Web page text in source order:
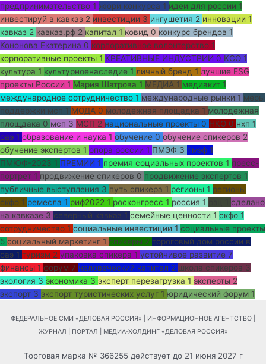
предпринимательство 1 жюри конкурса 1 идеи для россии 1
инвестируй в кавказ 2 инвестиции 3 ингушетия 2 инновации 1
кавказ 2 кавказ.рф 2 капитал 1 ковид 0 конкурс брендов 1
Кононова Екатерина 0 корпоративное волонтерство 1
корпоративные проекты 1 КРЕАТИВНЫЕ ИНДУСТРИИ 0 КСО 1
культура 1 культурноенаследие 1 личный бренд 1 лучшие ESG
проекты России 1 Мария Шатрова 1 МЕДИА 1 медиакит 1
международное сотрудничество 1 международные рынки 1 меры
поддержки мсп 1 МОДА 0 молодежная площадка 1 молодежная
площдака 0 мсп 3 МСП 2 национальные проекты 0 НКО 0 нхп 1
оаэ 1 образование и наука 1 обучение 0 обучение спикеров 2
обучение экспертов 1 опора россии 1 ПМЭФ 3 пмэф 1
ПМЮФ-2023 1 ПРЕМИИ 1 премия социальных проектов 1 пресс-
портрет 1 продвижение спикеров 0 продвижение экспертов 1
публичные выступления 3 путь спикера 1 регионы 1 регионы
скфо 1 ремесла 1 риф2022 1 росконгресс 1 россия 1
сделано
на кавказе 3 северный кавказ 1 семейные ценности 1 скфо 1
сотрудничество 1 социальные инвестиции 1 социальные проекты
5 социальный маркетинг 1 спикеры 2 тороговый дом россии в
оаэ 1 туризм 2 упаковка спикера 1 устойчивое развитие 7
финансы 1 форум 7 человеческий капитал 2 школа спикеров 3
экология 3 экономика 3 эксперт перезагрузка 1 эксперты 2
экспорт 3 экспорт туристических услуг 1 юридический форум 1
ФЕДЕРАЛЬНОЕ СМИ «ДЕЛОВАЯ РОССИЯ» | ИНФОРМАЦИОННОЕ АГЕНТСТВО |
ЖУРНАЛ | ПОРТАЛ | МЕДИА-ХОЛДИНГ «ДЕЛОВАЯ РОССИЯ»
Торговая марка № 366255 действует до 21 июня 2027 г